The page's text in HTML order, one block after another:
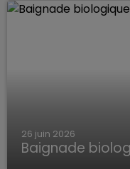
26 juin 2026
Baignade
Baignade